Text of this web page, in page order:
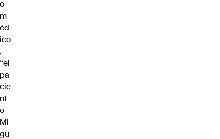
o
m
éd
ico
,
“el
pa
cie
nt
e
Mi
gu